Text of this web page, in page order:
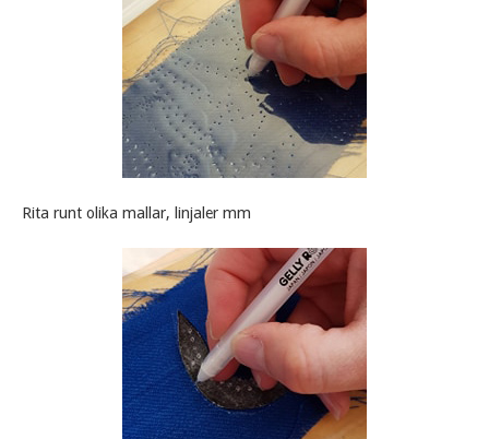
Rita runt olika mallar, linjaler mm